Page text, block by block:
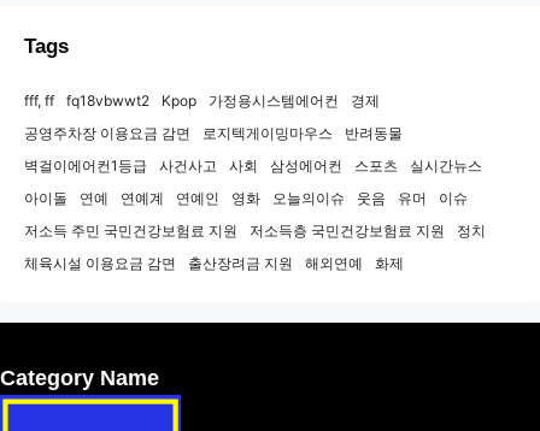
Tags
fff, ff fq18vbwwt2 Kpop 가정용시스템에어컨
경제
공영주차장 이용요금 감면
로지텍게이밍마우스
반려동물
벽걸이에어컨1등급
사건사고 사회 삼성에어컨 스포츠
실시간뉴스
아이돌
연예 연예계 연예인 영화 오늘의이슈 웃음 유머
이슈
저소득 주민 국민건강보험료 지원
저소득층 국민건강보험료 지원
정치
체육시설 이용요금 감면
출산장려금 지원 해외연예 화제
Category Name